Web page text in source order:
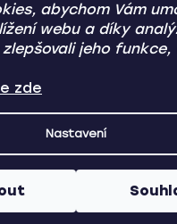
abychom Vám
webu a díky
jeho funkce,
zde
Nastavení
Způsoby platby:
Převod
-2026 CARVIN
Nakódoval